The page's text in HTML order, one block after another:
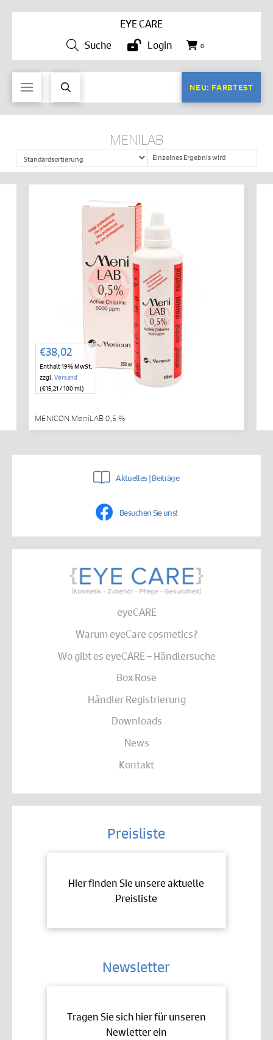
EYE CARE
Suche
Login 0
NEU: FARBTEST
MENILAB
Einzelnes Ergebnis wird
angezeigt
€38,02
Enthält 19% MwSt.
zzgl. Versand
(€15,21 / 100 ml)
IN DEN WARENKORB
MENICON MeniLAB 0,5 %
Aktuelles | Beiträge
Besuchen Sie uns!
eyeCARE
Warum eyeCare cosmetics?
Wo gibt es eyeCARE – Händlersuche
Box Rose
Händler Registrierung
Downloads
News
Kontakt
Preisliste
Hier finden Sie unsere aktuelle
Preisliste
Newsletter
Tragen Sie sich hier für unseren
Newletter ein